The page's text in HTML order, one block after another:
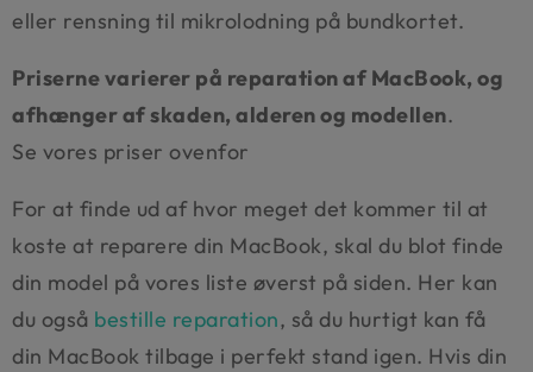
eller rensning til mikrolodning på bundkortet.
Priserne varierer på reparation af MacBook, og
afhænger af skaden, alderen og modellen.
Se vores priser ovenfor
For at finde ud af hvor meget det kommer til at
koste at reparere din MacBook, skal du blot finde
din model på vores liste øverst på siden. Her kan
du også bestille reparation, så du hurtigt kan få
din MacBook tilbage i perfekt stand igen. Hvis din